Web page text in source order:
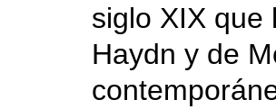
siglo XIX que
Haydn y de